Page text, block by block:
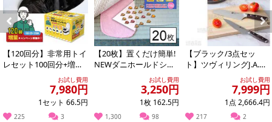
Previous
【120回分】非常用トイ
レセット100回分+増量2
お試し費用
7,980円
1セット 66.5円
225 3
【20枚】置くだけ簡単!
NEWダニホールドシー
お試し費用
3,250円
1枚 162.5円
1,300 98
【ブラック/3点セッ
ト】ツヴィリングJ.A.ヘ
ンケルス/ツヴィリング
お試し費用
7,999円
1点 2,666.4円
217 2
Next